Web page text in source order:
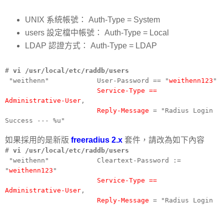
UNIX 系統帳號： Auth-Type = System
users 設定檔中帳號： Auth-Type = Local
LDAP 認證方式： Auth-Type = LDAP
# vi /usr/local/etc/raddb/users
"weithenn" User-Password == "weithenn123 "
Service-Type ==
Administrative-User ,
Reply-Message = "Radius Login
Success --- %u"
如果採用的是新版 freeradius 2.x 套件，請改為如下內容
# vi /usr/local/etc/raddb/users
"weithenn" Cleartext-Password :=
"weithenn123 "
Service-Type ==
Administrative-User ,
Reply-Message = "Radius Login